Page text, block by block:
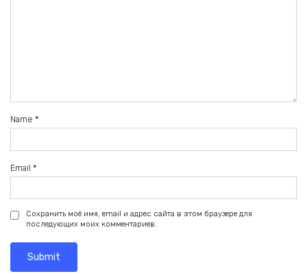
Name *
Email *
Сохранить моё имя, email и адрес сайта в этом браузере для
последующих моих комментариев.